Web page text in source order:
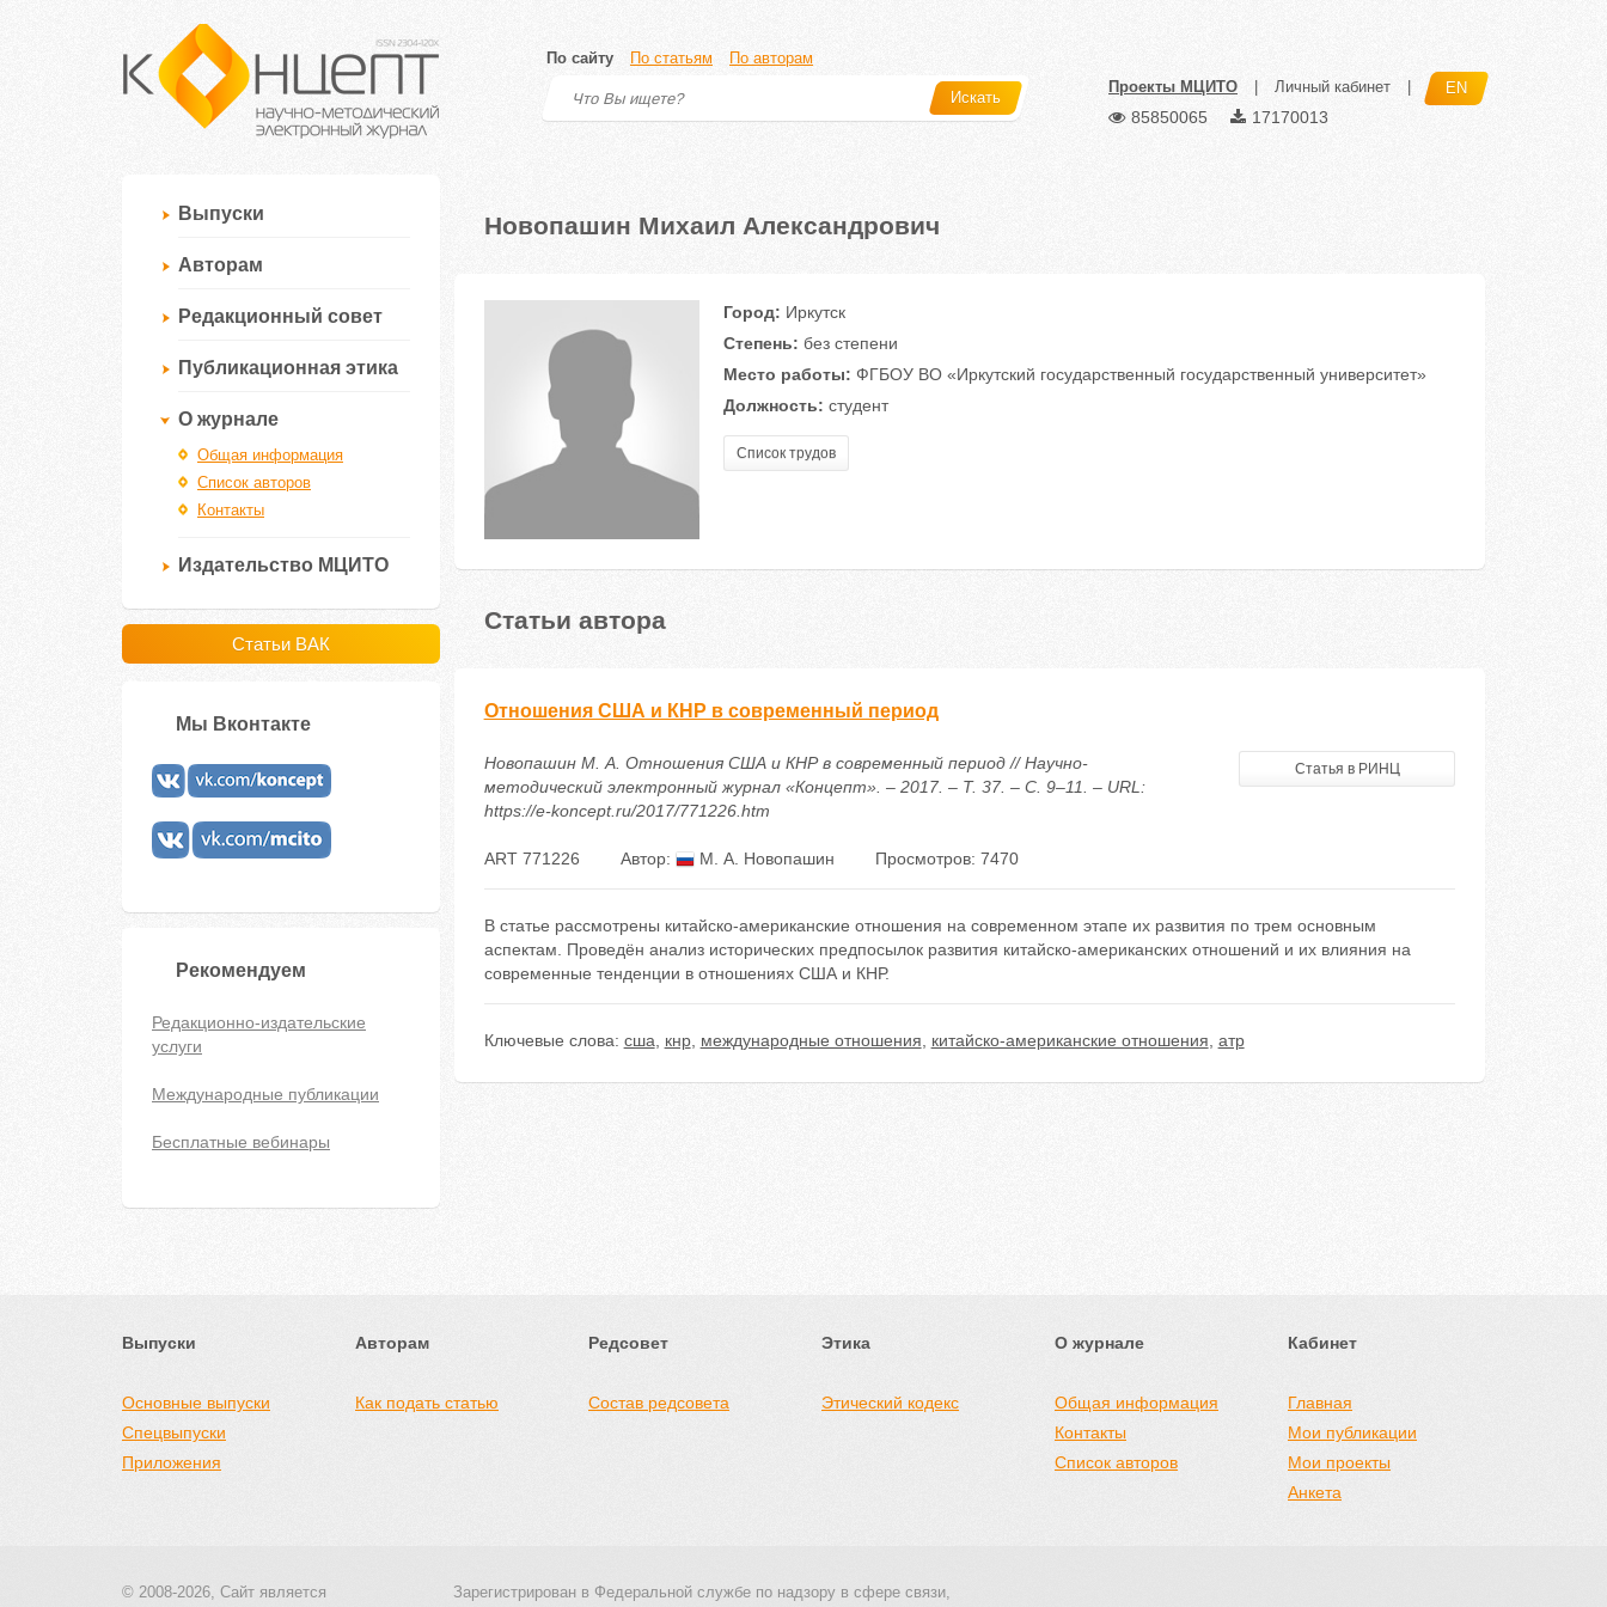
По сайту По статьям По авторам
Искать
Проекты МЦИТО Личный кабинет EN
85850065 17170013
Выпуски
Авторам
Редакционный совет
Публикационная этика
О журнале
Общая информация
Список авторов
Контакты
Издательство МЦИТО
Статьи ВАК
Мы Вконтакте
Рекомендуем
Редакционно-издательские
услуги
Международные публикации
Бесплатные вебинары
Новопашин Михаил Александрович
Город: Иркутск
Степень: без степени
Место работы: ФГБОУ ВО «Иркутский государственный государственный университет»
Должность: студент
Список трудов
Статьи автора
Отношения США и КНР в современный период
Новопашин М. А. Отношения США и КНР в современный период // Научно-
методический электронный журнал «Концепт». – 2017. – Т. 37. – С. 9–11. – URL:
https://e-koncept.ru/2017/771226.htm
Статья в РИНЦ
ART 771226 Автор: М. А. Новопашин Просмотров: 7470
В статье рассмотрены китайско-американские отношения на современном этапе их развития по трем основным
аспектам. Проведён анализ исторических предпосылок развития китайско-американских отношений и их влияния на
современные тенденции в отношениях США и КНР.
Ключевые слова: сша кнр, международные отношения китайско-американские отношения атр
Выпуски
Основные выпуски
Спецвыпуски
Приложения
Авторам
Как подать статью
Редсовет
Состав редсовета
Этика
Этический кодекс
О журнале
Общая информация
Контакты
Список авторов
Кабинет
Главная
Мои публикации
Мои проекты
Анкета
© 2008-2026, Сайт является
Зарегистрирован в Федеральной службе по надзору в сфере связи,